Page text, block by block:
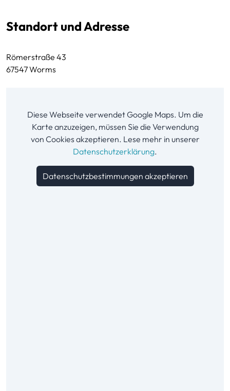
Standort und Adresse
Römerstraße 43
67547 Worms
Diese Webseite verwendet Google Maps. Um die
Karte anzuzeigen, müssen Sie die Verwendung
von Cookies akzeptieren. Lese mehr in unserer
Datenschutzerklärung.
Datenschutzbestimmungen akzeptieren